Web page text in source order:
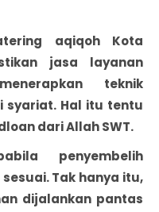
aqiqoh Kota
jasa layanan
teknik
syariat. Hal itu tentu
dari Allah SWT.
penyembelih
Tak hanya itu,
dijalankan pantas